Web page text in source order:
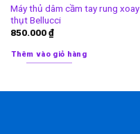
Máy thủ dâm cầm tay rung xoay
thụt Bellucci
850.000₫
Thêm vào giỏ hàng